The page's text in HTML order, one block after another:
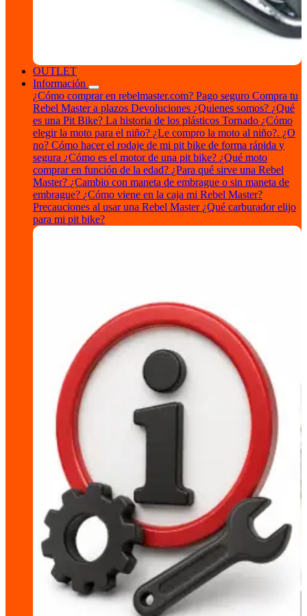
OUTLET
Información
¿Cómo comprar en rebelmaster.com? Pago seguro Compra tu
Rebel Master a plazos Devoluciones ¿Quienes somos? ¿Qué
es una Pit Bike? La historia de los plásticos Tornado ¿Cómo
elegir la moto para el niño? ¿Le compro la moto al niño?. ¿O
no? Cómo hacer el rodaje de mi pit bike de forma rápida y
segura ¿Cómo es el motor de una pit bike? ¿Qué moto
comprar en función de la edad? ¿Para qué sirve una Rebel
Master? ¿Cambio con maneta de embrague o sin maneta de
embrague? ¿Cómo viene en la caja mi Rebel Master?
Precauciones al usar una Rebel Master ¿Qué carburador elijo
para mi pit bike?